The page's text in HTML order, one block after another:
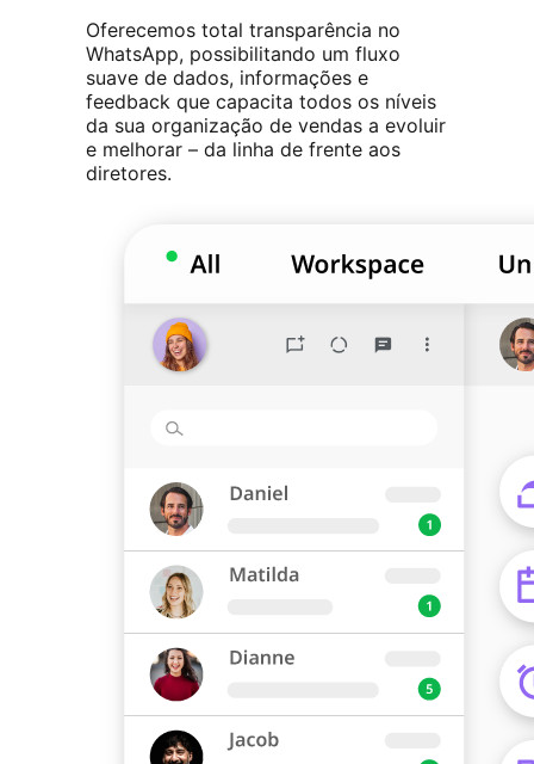
Oferecemos total transparência no
WhatsApp, possibilitando um fluxo
suave de dados, informações e
feedback que capacita todos os níveis
da sua organização de vendas a evoluir
e melhorar – da linha de frente aos
diretores.